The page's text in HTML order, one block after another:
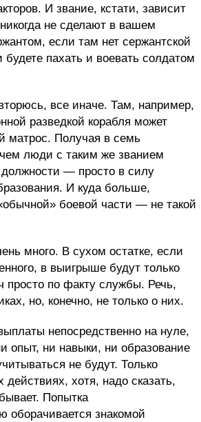
И звание, кстати, зависит
не сделают в вашем
если там нет сержантской
пахать и воевать солдатом
все иначе. Там, например,
разведкой корабля может
матрос. Получая в семь
люди с таким же званием
должности — просто в силу
И куда больше,
боевой части — не такой
много. В сухом остатке, если
в выигрыше будут только
просто по факту службы. Речь,
но, конечно, не только о них.
непосредственно на нуле,
опыт, ни навыки, ни образование
не будут. Только
действиях, хотя, надо сказать,
Попытка
знакомой